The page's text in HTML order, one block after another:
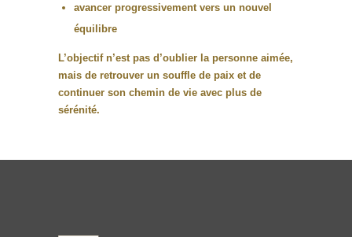
avancer progressivement vers un nouvel
équilibre
L’objectif n’est pas d’oublier la personne aimée,
mais de retrouver un souffle de paix et de
continuer son chemin de vie avec plus de
sérénité.